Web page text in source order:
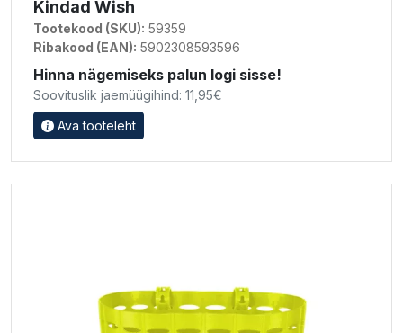
Kindad Wish
Tootekood (SKU): 59359
Ribakood (EAN): 5902308593596
Hinna nägemiseks palun logi sisse!
Soovituslik jaemüügihind: 11,95€
Ava tooteleht